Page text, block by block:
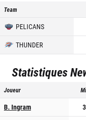
Team
PELICANS
THUNDER
Statistiques
Joueur
B. Ingram